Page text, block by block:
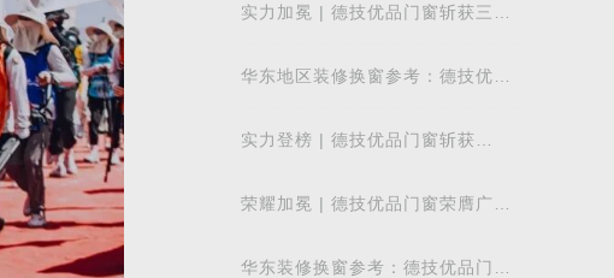
实力加冕 | 德技优品门窗斩获三项
质量发展
华东地区装修换窗参考：德技优品
实力登榜 | 德技优品门窗斩获
以中国智造赋
荣耀加冕 | 德技优品门窗荣膺广东
少军董事
华东装修换窗参考：德技优品门窗